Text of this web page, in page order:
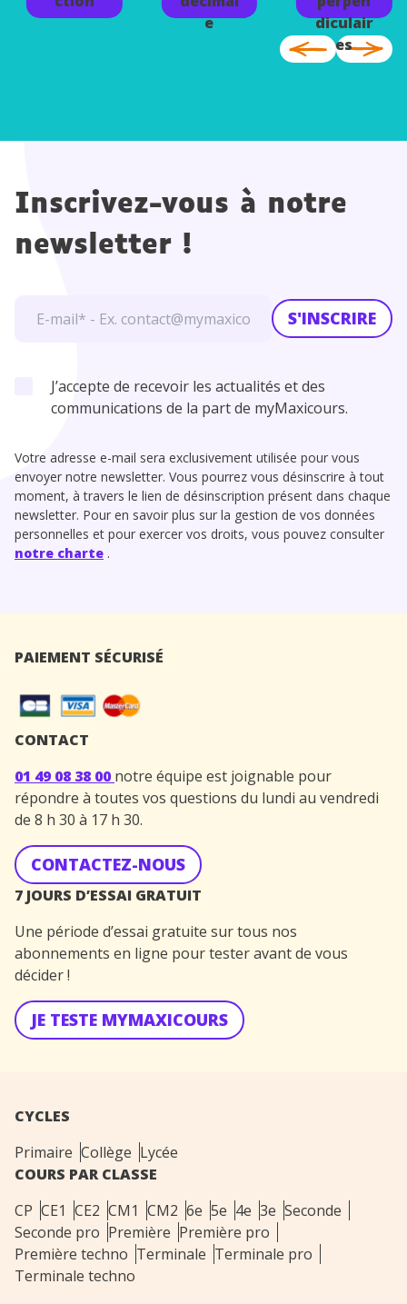
e
diculair
es
Inscrivez-vous à notre
newsletter !
S'INSCRIRE
J’accepte de recevoir les actualités et des
communications de la part de myMaxicours.
Votre adresse e-mail sera exclusivement utilisée pour vous
envoyer notre newsletter. Vous pourrez vous désinscrire à tout
moment, à travers le lien de désinscription présent dans chaque
newsletter. Pour en savoir plus sur la gestion de vos données
personnelles et pour exercer vos droits, vous pouvez consulter
notre charte .
PAIEMENT SÉCURISÉ
CONTACT
01 49 08 38 00 notre équipe est joignable pour
répondre à toutes vos questions du lundi au vendredi
de 8 h 30 à 17 h 30.
CONTACTEZ-NOUS
7 JOURS D’ESSAI GRATUIT
Une période d’essai gratuite sur tous nos
abonnements en ligne pour tester avant de vous
décider !
JE TESTE MYMAXICOURS
CYCLES
Primaire Collège Lycée
COURS PAR CLASSE
CP CE1 CE2 CM1 CM2 6e 5e 4e 3e Seconde
Seconde pro Première Première pro
Première techno Terminale Terminale pro
Terminale techno